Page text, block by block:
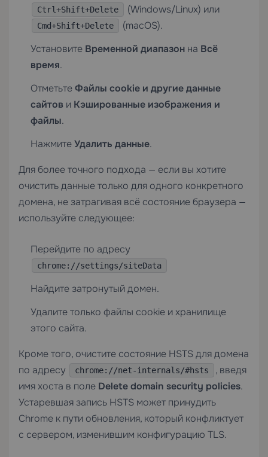
Ctrl+Shift+Delete (Windows/Linux) или
Cmd+Shift+Delete
(macOS).
Установите Временной диапазон на Всё
время.
ОтметьтеФайлы cookie и другие данные
сайтов и Кэшированные изображения и
файлы.
НажмитеУдалить данные.
Для более точного подхода — если вы хотите
очистить данные только для одного конкретного
домена, не затрагивая всё состояние браузера —
используйте следующее:
Перейдите по адресу
chrome://settings/siteData
Найдите затронутый домен.
Удалите только файлы cookie и хранилище
этого сайта.
Кроме того, очистите состояние HSTS для домена
по адресу
chrome://net-internals/#hsts
, введя
имя хоста в поле Delete domain security policies.
Устаревшая запись HSTS может принудить
Chrome к пути обновления, который конфликтует
с сервером, изменившим конфигурацию TLS.